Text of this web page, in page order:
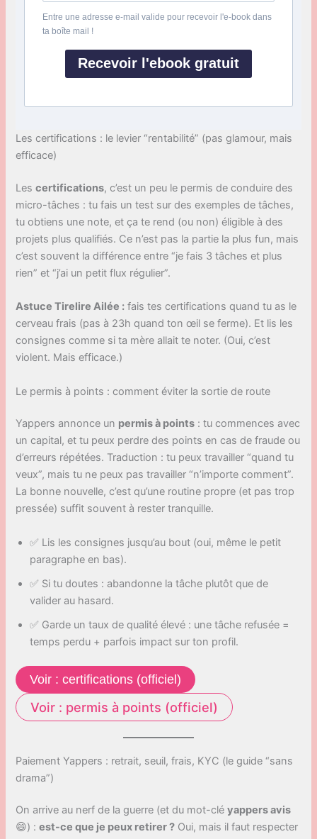
Entre une adresse e-mail valide pour recevoir l'e-book dans
ta boîte mail !
Recevoir l'ebook gratuit
Les certifications : le levier “rentabilité” (pas glamour, mais
efficace)
Lescertifications, c’est un peu le permis de conduire des
micro-tâches : tu fais un test sur des exemples de tâches,
tu obtiens une note, et ça te rend (ou non) éligible à des
projets plus qualifiés. Ce n’est pas la partie la plus fun, mais
c’est souvent la différence entre “je fais 3 tâches et plus
rien” et “j’ai un petit flux régulier”.
Astuce Tirelire Ailée : fais tes certifications quand tu as le
cerveau frais (pas à 23h quand ton œil se ferme). Et lis les
consignes comme si ta mère allait te noter. (Oui, c’est
violent. Mais efficace.)
Le permis à points : comment éviter la sortie de route
Yappers annonce un permis à points : tu commences avec
un capital, et tu peux perdre des points en cas de fraude ou
d’erreurs répétées. Traduction : tu peux travailler “quand tu
veux”, mais tu ne peux pas travailler “n’importe comment”.
La bonne nouvelle, c’est qu’une routine propre (et pas trop
pressée) suffit souvent à rester tranquille.
✅ Lis les consignes jusqu’au bout (oui, même le petit
paragraphe en bas).
✅ Si tu doutes : abandonne la tâche plutôt que de
valider au hasard.
✅ Garde un taux de qualité élevé : une tâche refusée =
temps perdu + parfois impact sur ton profil.
Voir : certifications (officiel)
Voir : permis à points (officiel)
Paiement Yappers : retrait, seuil, frais, KYC (le guide “sans
drama”)
On arrive au nerf de la guerre (et du mot-cléyappers avis
😄) :est-ce que je peux retirer ? Oui, mais il faut respecter